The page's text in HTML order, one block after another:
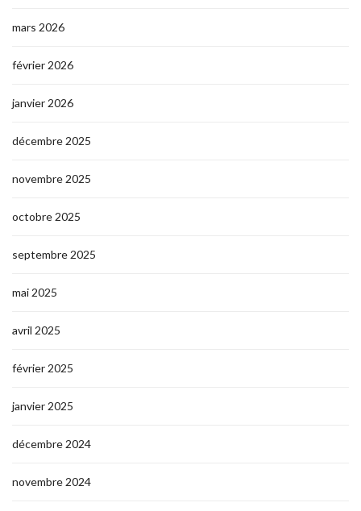
mars 2026
février 2026
janvier 2026
décembre 2025
novembre 2025
octobre 2025
septembre 2025
mai 2025
avril 2025
février 2025
janvier 2025
décembre 2024
novembre 2024